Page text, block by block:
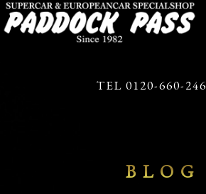
TEL 0120-660-246
BLOG